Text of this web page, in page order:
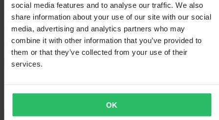
social media features and to analyse our traffic. We also
share information about your use of our site with our social
media, advertising and analytics partners who may
combine it with other information that you’ve provided to
them or that they’ve collected from your use of their
services.
OK
€ 8,49
€ 9,99Je bespaart € 1,50
Laagsteprijsgarantie
Kleur: Zwart